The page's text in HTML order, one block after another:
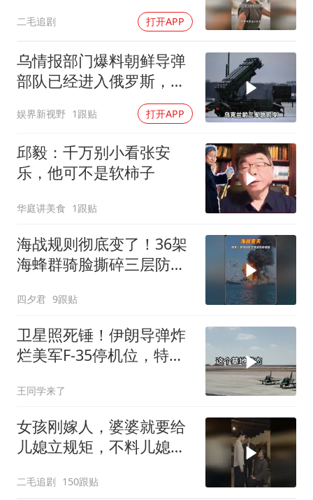
二毛追剧 打开APP
乌情报部门爆料朝鲜导弹
部队已经进入俄罗斯，乌
娱界新视野 1跟贴 打开APP
邱毅：千万别小看张安
乐，他可不是软柿子
华庭讲美食 1跟贴
海战规则彻底变了！36架
海蜂群骑脸撕碎三层防空
四夕君 9跟贴
卫星照死锤！伊朗导弹炸
烂美军F-35停机位，特朗
王同学来了
女孩刚嫁人，婆婆就要给
儿媳立规矩，不料儿媳不
二毛追剧 150跟贴